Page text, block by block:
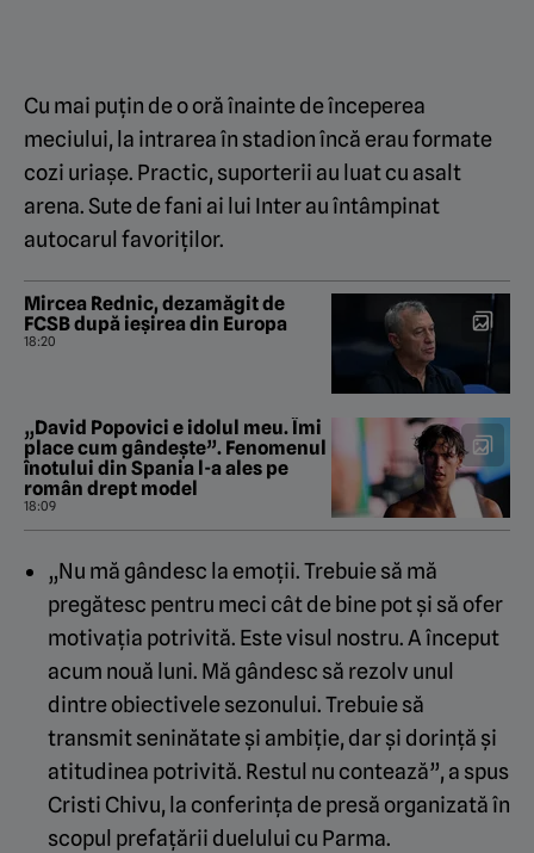
Cu mai puțin de o oră înainte de începerea
meciului, la intrarea în stadion încă erau formate
cozi uriașe. Practic, suporterii au luat cu asalt
arena. Sute de fani ai lui Inter au întâmpinat
autocarul favoriților.
Mircea Rednic, dezamăgit de
FCSB după ieșirea din Europa
18:20
„David Popovici e idolul meu. Îmi
place cum gândește”. Fenomenul
înotului din Spania l-a ales pe
român drept model
18:09
„Nu mă gândesc la emoții. Trebuie să mă
pregătesc pentru meci cât de bine pot și să ofer
motivația potrivită. Este visul nostru. A început
acum nouă luni. Mă gândesc să rezolv unul
dintre obiectivele sezonului. Trebuie să
transmit seninătate și ambiție, dar și dorință și
atitudinea potrivită. Restul nu contează”, a spus
Cristi Chivu, la conferința de presă organizată în
scopul prefațării duelului cu Parma.